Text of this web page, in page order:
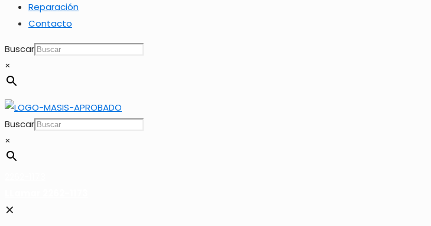
Reparación
Contacto
Buscar
×
Buscar
×
✕